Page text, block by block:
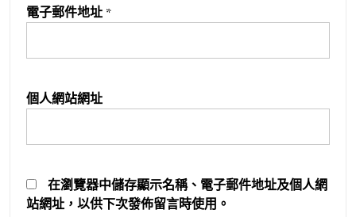
電子郵件地址 *
個人網站網址
在瀏覽器中儲存顯示名稱、電子郵件地址及個人網
站網址，以供下次發佈留言時使用。